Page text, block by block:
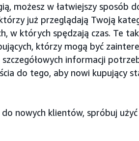
możesz w łatwiejszy sposób
już przeglądają Twoją
w których spędzają czas. Te
którzy mogą być
informacji
do tego, aby nowi kupujący
nowych klientów, spróbuj